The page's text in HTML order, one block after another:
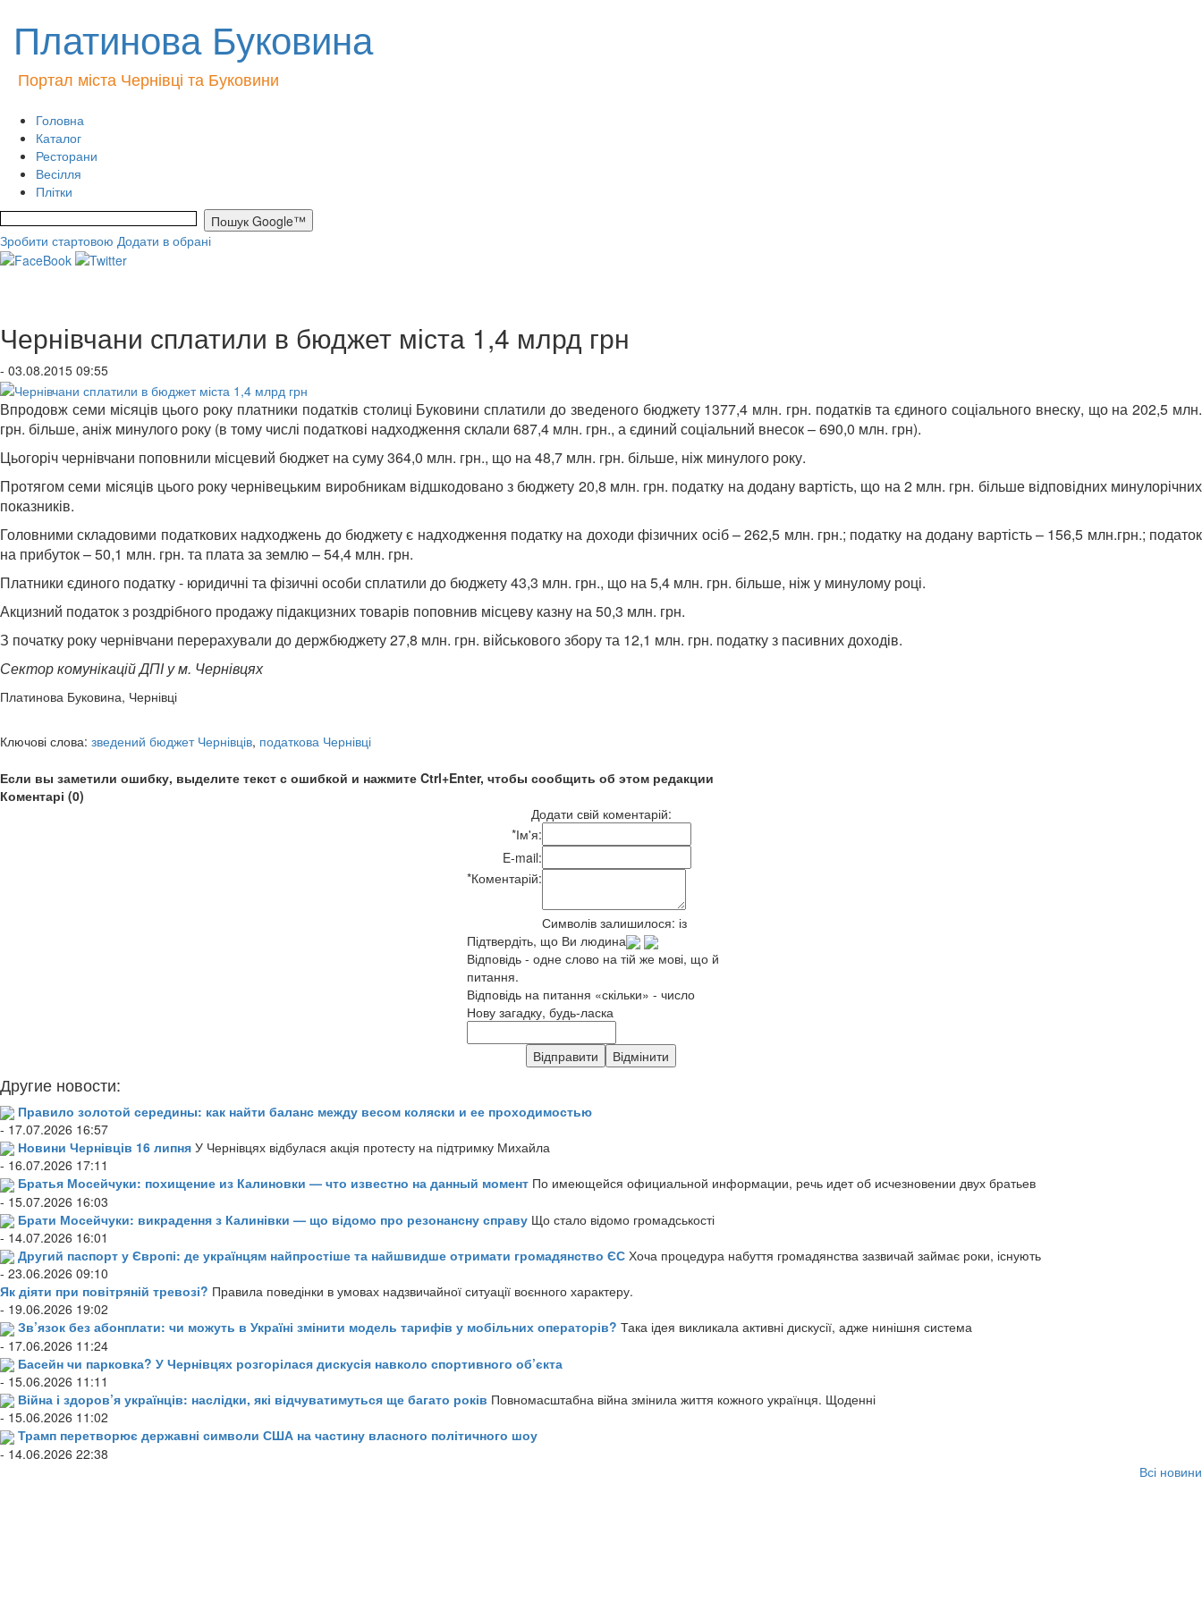
Платинова Буковина
Портал міста Чернівці та Буковини
Головна
Каталог
Ресторани
Весілля
Плітки
Зробити стартовою Додати в обрані
Чернівчани сплатили в бюджет міста 1,4 млрд грн
- 03.08.2015 09:55
Впродовж семи місяців цього року платники податків столиці Буковини сплатили до зведеного бюджету 1377,4 млн. грн. податків та єдиного соціального внеску, що на 202,5 млн.
грн. більше, аніж минулого року (в тому числі податкові надходження склали 687,4 млн. грн., а єдиний соціальний внесок – 690,0 млн. грн).
Цьогоріч чернівчани поповнили місцевий бюджет на суму 364,0 млн. грн., що на 48,7 млн. грн. більше, ніж минулого року.
Протягом семи місяців цього року чернівецьким виробникам відшкодовано з бюджету 20,8 млн. грн. податку на додану вартість, що на 2 млн. грн. більше відповідних минулорічних
показників.
Головними складовими податкових надходжень до бюджету є надходження податку на доходи фізичних осіб – 262,5 млн. грн.; податку на додану вартість – 156,5 млн.грн.; податок
на прибуток – 50,1 млн. грн. та плата за землю – 54,4 млн. грн.
Платники єдиного податку - юридичні та фізичні особи сплатили до бюджету 43,3 млн. грн., що на 5,4 млн. грн. більше, ніж у минулому році.
Акцизний податок з роздрібного продажу підакцизних товарів поповнив місцеву казну на 50,3 млн. грн.
З початку року чернівчани перерахували до держбюджету 27,8 млн. грн. військового збору та 12,1 млн. грн. податку з пасивних доходів.
Сектор комунікацій ДПІ у м. Чернівцях
Платинова Буковина, Чернівці
Ключові слова: зведений бюджет Чернівців, податкова Чернівці
Если вы заметили ошибку, выделите текст с ошибкой и нажмите Ctrl+Enter, чтобы сообщить об этом редакции
Коментарі (0)
Додати свій коментарій:
*Ім'я:
E-mail:
*Коментарій:
Символів залишилося: із
Підтвердіть, що Ви людина
Відповідь - одне слово на тій же мові, що й
питання.
Відповідь на питання «скільки» - число
Нову загадку, будь-ласка
Другие новости:
Правило золотой середины: как найти баланс между весом коляски и ее проходимостью
- 17.07.2026 16:57
Новини Чернівців 16 липня У Чернівцях відбулася акція протесту на підтримку Михайла
- 16.07.2026 17:11
Братья Мосейчуки: похищение из Калиновки — что известно на данный момент По имеющейся официальной информации, речь идет об исчезновении двух братьев
- 15.07.2026 16:03
Брати Мосейчуки: викрадення з Калинівки — що відомо про резонансну справу Що стало відомо громадськості
- 14.07.2026 16:01
Другий паспорт у Європі: де українцям найпростіше та найшвидше отримати громадянство ЄС Хоча процедура набуття громадянства зазвичай займає роки, існують
- 23.06.2026 09:10
Як діяти при повітряній тревозі? Правила поведінки в умовах надзвичайної ситуації воєнного характеру.
- 19.06.2026 19:02
Зв’язок без абонплати: чи можуть в Україні змінити модель тарифів у мобільних операторів? Така ідея викликала активні дискусії, адже нинішня система
- 17.06.2026 11:24
Басейн чи парковка? У Чернівцях розгорілася дискусія навколо спортивного об’єкта
- 15.06.2026 11:11
Війна і здоров’я українців: наслідки, які відчуватимуться ще багато років Повномасштабна війна змінила життя кожного українця. Щоденні
- 15.06.2026 11:02
Трамп перетворює державні символи США на частину власного політичного шоу
- 14.06.2026 22:38
Всі новини